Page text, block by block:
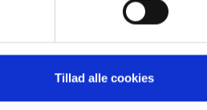
Tillad alle cookies